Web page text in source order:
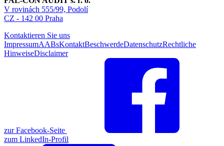
V rovinách 555/99, Podolí
CZ - 142 00 Praha
Kontaktieren Sie uns
ImpressumAABsKontaktBeschwerdeDatenschutzRechtliche
HinweiseDisclaimer
zur Facebook-Seite
zum LinkedIn-Profil